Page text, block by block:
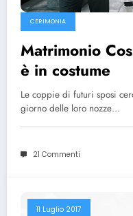
CERIMONIA
Matrimonio
è in costume
Le coppie di futuri sposi
giorno delle loro nozze…
21 Commenti
11 Luglio 2017